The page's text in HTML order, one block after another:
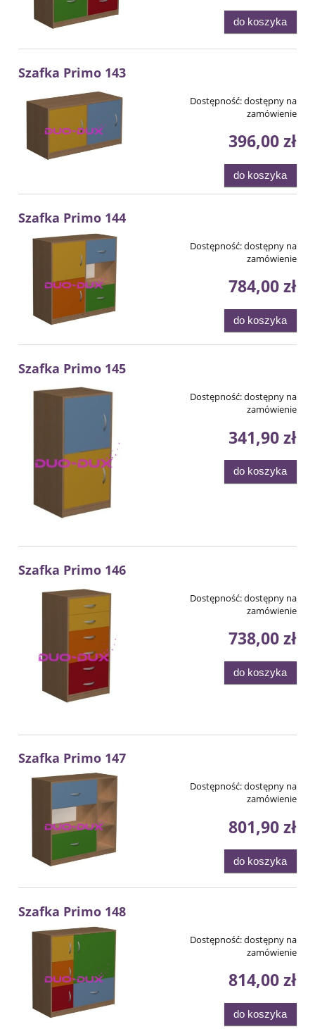
do koszyka
Szafka Primo 143
Dostępność:dostępny na
zamówienie
396,00 zł
do koszyka
Szafka Primo 144
Dostępność:dostępny na
zamówienie
784,00 zł
do koszyka
Szafka Primo 145
Dostępność:dostępny na
zamówienie
341,90 zł
do koszyka
Szafka Primo 146
Dostępność:dostępny na
zamówienie
738,00 zł
do koszyka
Szafka Primo 147
Dostępność:dostępny na
zamówienie
801,90 zł
do koszyka
Szafka Primo 148
Dostępność:dostępny na
zamówienie
814,00 zł
do koszyka